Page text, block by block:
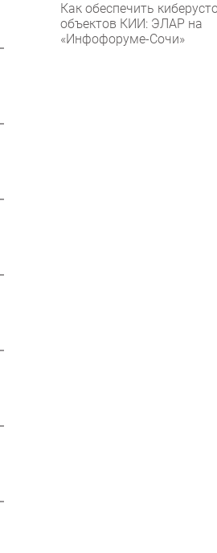
Как обеспечить
объектов КИИ: ЭЛАР на
«Инфофоруме-Сочи»